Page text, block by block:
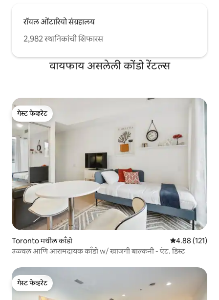
रॉयल ओंटारियो संग्रहालय
2,982 स्थानिकांची शिफारस
वायफाय असलेली कोंडो रेंटल्स
गेस्ट फेव्हरेट
गेस्ट फेव्हरेट
Toronto मधील काँडो 5 पैकी 4.88
4.88 (121)
उज्ज्वल आणि आरामदायक काँडो w/ खाजगी बाल्कनी - एंट. डिस्ट
गेस्ट फेव्हरेट
गेस्ट फेव्हरेट